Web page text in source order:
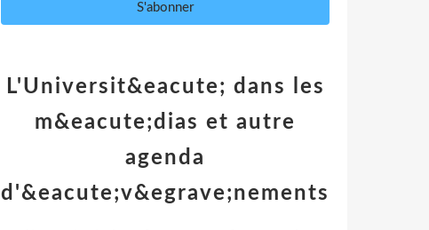
L'Universit&eacute; dans les
m&eacute;dias et autre
agenda
d'&eacute;v&egrave;nements